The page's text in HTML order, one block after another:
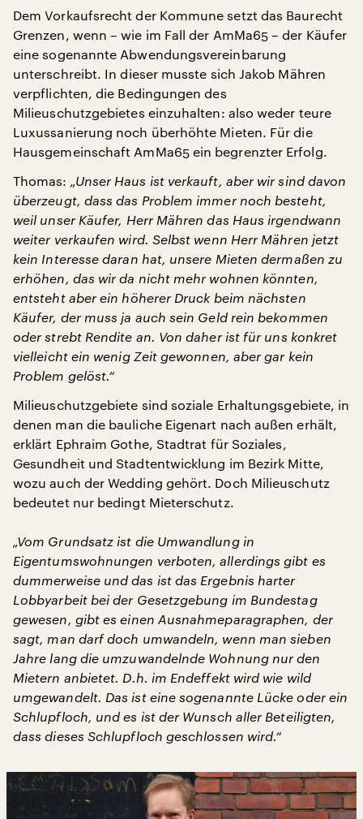
Dem Vorkaufsrecht der Kommune setzt das Baurecht
Grenzen, wenn – wie im Fall der AmMa65 – der Käufer
eine sogenannte Abwendungsvereinbarung
unterschreibt. In dieser musste sich Jakob Mähren
verpflichten, die Bedingungen des
Milieuschutzgebietes einzuhalten: also weder teure
Luxussanierung noch überhöhte Mieten. Für die
Hausgemeinschaft AmMa65 ein begrenzter Erfolg.
Thomas: „Unser Haus ist verkauft, aber wir sind davon
überzeugt, dass das Problem immer noch besteht,
weil unser Käufer, Herr Mähren das Haus irgendwann
weiter verkaufen wird. Selbst wenn Herr Mähren jetzt
kein Interesse daran hat, unsere Mieten dermaßen zu
erhöhen, das wir da nicht mehr wohnen könnten,
entsteht aber ein höherer Druck beim nächsten
Käufer, der muss ja auch sein Geld rein bekommen
oder strebt Rendite an. Von daher ist für uns konkret
vielleicht ein wenig Zeit gewonnen, aber gar kein
Problem gelöst.“
Milieuschutzgebiete sind soziale Erhaltungsgebiete, in
denen man die bauliche Eigenart nach außen erhält,
erklärt Ephraim Gothe, Stadtrat für Soziales,
Gesundheit und Stadtentwicklung im Bezirk Mitte,
wozu auch der Wedding gehört. Doch Milieuschutz
bedeutet nur bedingt Mieterschutz.
„Vom Grundsatz ist die Umwandlung in
Eigentumswohnungen verboten, allerdings gibt es
dummerweise und das ist das Ergebnis harter
Lobbyarbeit bei der Gesetzgebung im Bundestag
gewesen, gibt es einen Ausnahmeparagraphen, der
sagt, man darf doch umwandeln, wenn man sieben
Jahre lang die umzuwandelnde Wohnung nur den
Mietern anbietet. D.h. im Endeffekt wird wie wild
umgewandelt. Das ist eine sogenannte Lücke oder ein
Schlupfloch, und es ist der Wunsch aller Beteiligten,
dass dieses Schlupfloch geschlossen wird.“